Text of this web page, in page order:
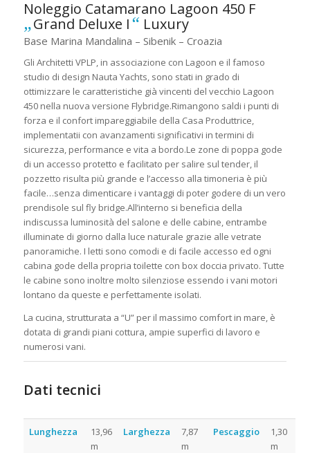
Noleggio Catamarano Lagoon 450 F
„Grand Deluxe I“ Luxury
Base Marina Mandalina – Sibenik – Croazia
Gli Architetti VPLP, in associazione con Lagoon e il famoso
studio di design Nauta Yachts, sono stati in grado di
ottimizzare le caratteristiche già vincenti del vecchio Lagoon
450 nella nuova versione Flybridge.Rimangono saldi i punti di
forza e il confort impareggiabile della Casa Produttrice,
implementatii con avanzamenti significativi in termini di
sicurezza, performance e vita a bordo.Le zone di poppa gode
di un accesso protetto e facilitato per salire sul tender, il
pozzetto risulta più grande e l’accesso alla timoneria è più
facile…senza dimenticare i vantaggi di poter godere di un vero
prendisole sul fly bridge.All’interno si beneficia della
indiscussa luminosità del salone e delle cabine, entrambe
illuminate di giorno dalla luce naturale grazie alle vetrate
panoramiche. I letti sono comodi e di facile accesso ed ogni
cabina gode della propria toilette con box doccia privato. Tutte
le cabine sono inoltre molto silenziose essendo i vani motori
lontano da queste e perfettamente isolati.
La cucina, strutturata a “U” per il massimo comfort in mare, è
dotata di grandi piani cottura, ampie superfici di lavoro e
numerosi vani.
Dati tecnici
Lunghezza
13,96
m
Larghezza
7,87
m
Pescaggio
1,30
m